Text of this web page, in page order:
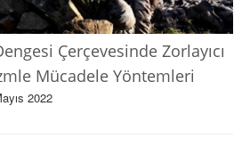
Çerçevesinde Zorlayıcı
Mücadele Yöntemleri
2022